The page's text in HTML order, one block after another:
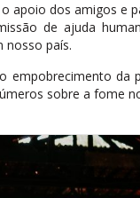
apoio dos amigos e
de ajuda
nosso país.
empobrecimento
sobre a fome